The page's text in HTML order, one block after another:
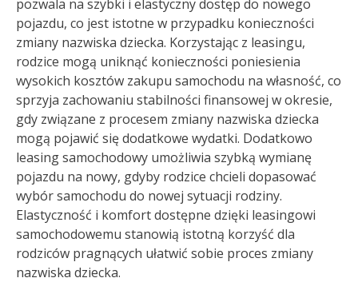
pozwala na szybki i elastyczny dostęp do nowego
pojazdu, co jest istotne w przypadku konieczności
zmiany nazwiska dziecka. Korzystając z leasingu,
rodzice mogą uniknąć konieczności poniesienia
wysokich kosztów zakupu samochodu na własność, co
sprzyja zachowaniu stabilności finansowej w okresie,
gdy związane z procesem zmiany nazwiska dziecka
mogą pojawić się dodatkowe wydatki. Dodatkowo
leasing samochodowy umożliwia szybką wymianę
pojazdu na nowy, gdyby rodzice chcieli dopasować
wybór samochodu do nowej sytuacji rodziny.
Elastyczność i komfort dostępne dzięki leasingowi
samochodowemu stanowią istotną korzyść dla
rodziców pragnących ułatwić sobie proces zmiany
nazwiska dziecka.